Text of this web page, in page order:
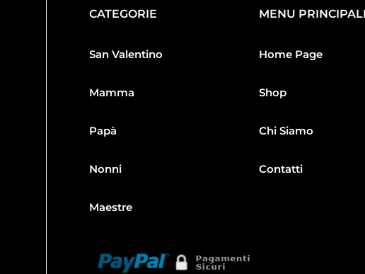
CATEGORIE
San Valentino
Mamma
Papà
Nonni
Maestre
MENU
Home Page
Shop
Chi Siamo
Contatti